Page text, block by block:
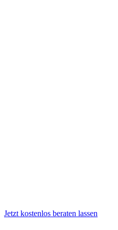
Jetzt kostenlos beraten lassen